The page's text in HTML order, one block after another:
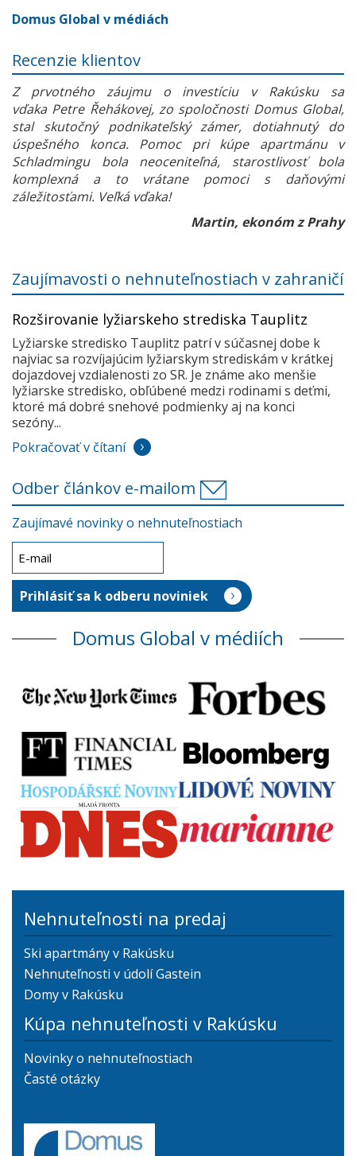
Domus Global v médiách
Recenzie klientov
Z prvotného záujmu o investíciu v Rakúsku sa
vďaka Petre Řehákovej, zo spoločnosti Domus Global,
stal skutočný podnikateľský zámer, dotiahnutý do
úspešného konca. Pomoc pri kúpe apartmánu v
Schladmingu bola neoceniteľná, starostlivosť bola
komplexná a to vrátane pomoci s daňovými
záležitosťami. Veľká vďaka!
Martin, ekonóm z Prahy
Zaujímavosti o nehnuteľnostiach v zahraničí
Rozširovanie lyžiarskeho strediska Tauplitz
Lyžiarske stredisko Tauplitz patrí v súčasnej dobe k
najviac sa rozvíjajúcim lyžiarskym strediskám v krátkej
dojazdovej vzdialenosti zo SR. Je známe ako menšie
lyžiarske stredisko, obľúbené medzi rodinami s deťmi,
ktoré má dobré snehové podmienky aj na konci
sezóny...
Pokračovať v čítaní
Odber článkov e-mailom
Zaujímavé novinky o nehnuteľnostiach
Domus Global v médiích
Nehnuteľnosti na predaj
Ski apartmány v Rakúsku
Nehnuteľnosti v údolí Gastein
Domy v Rakúsku
Kúpa nehnuteľnosti v Rakúsku
Novinky o nehnuteľnostiach
Časté otázky